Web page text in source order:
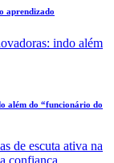
aprendizado
além do “funcionário do